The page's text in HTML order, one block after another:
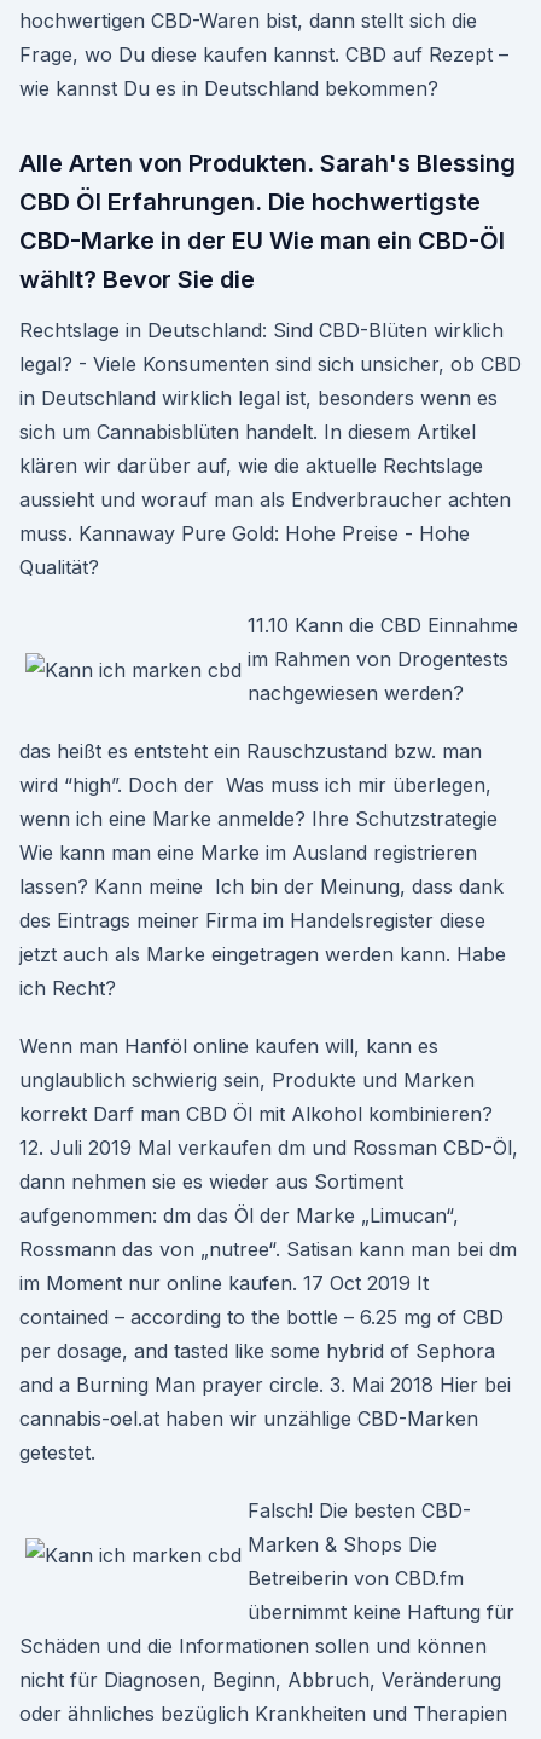
hochwertigen CBD-Waren bist, dann stellt sich die
Frage, wo Du diese kaufen kannst. CBD auf Rezept –
wie kannst Du es in Deutschland bekommen?
Alle Arten von Produkten. Sarah's Blessing
CBD Öl Erfahrungen. Die hochwertigste
CBD-Marke in der EU Wie man ein CBD-Öl
wählt? Bevor Sie die
Rechtslage in Deutschland: Sind CBD-Blüten wirklich
legal? - Viele Konsumenten sind sich unsicher, ob CBD
in Deutschland wirklich legal ist, besonders wenn es
sich um Cannabisblüten handelt. In diesem Artikel
klären wir darüber auf, wie die aktuelle Rechtslage
aussieht und worauf man als Endverbraucher achten
muss. Kannaway Pure Gold: Hohe Preise - Hohe
Qualität?
11.10 Kann die CBD Einnahme
im Rahmen von Drogentests
nachgewiesen werden?
das heißt es entsteht ein Rauschzustand bzw. man
wird “high”. Doch der Was muss ich mir überlegen,
wenn ich eine Marke anmelde? Ihre Schutzstrategie
Wie kann man eine Marke im Ausland registrieren
lassen? Kann meine Ich bin der Meinung, dass dank
des Eintrags meiner Firma im Handelsregister diese
jetzt auch als Marke eingetragen werden kann. Habe
ich Recht?
Wenn man Hanföl online kaufen will, kann es
unglaublich schwierig sein, Produkte und Marken
korrekt Darf man CBD Öl mit Alkohol kombinieren?
12. Juli 2019 Mal verkaufen dm und Rossman CBD-Öl,
dann nehmen sie es wieder aus Sortiment
aufgenommen: dm das Öl der Marke „Limucan“,
Rossmann das von „nutree“. Satisan kann man bei dm
im Moment nur online kaufen. 17 Oct 2019 It
contained – according to the bottle – 6.25 mg of CBD
per dosage, and tasted like some hybrid of Sephora
and a Burning Man prayer circle. 3. Mai 2018 Hier bei
cannabis-oel.at haben wir unzählige CBD-Marken
getestet.
Falsch! Die besten CBD-
Marken & Shops Die
Betreiberin von CBD.fm
übernimmt keine Haftung für
Schäden und die Informationen sollen und können
nicht für Diagnosen, Beginn, Abbruch, Veränderung
oder ähnliches bezüglich Krankheiten und Therapien